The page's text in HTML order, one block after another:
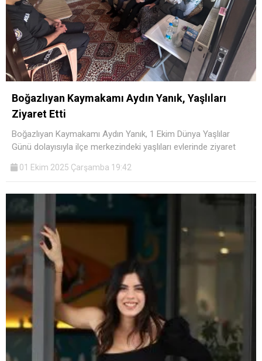
Boğazlıyan Kaymakamı Aydın Yanık, Yaşlıları
Ziyaret Etti
Boğazlıyan Kaymakamı Aydın Yanık, 1 Ekim Dünya Yaşlılar
Günü dolayısıyla ilçe merkezindeki yaşlıları evlerinde ziyaret
01 Ekim 2025 Çarşamba 19:42